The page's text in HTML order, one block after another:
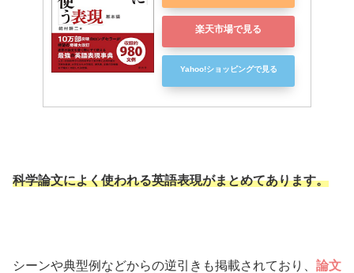
楽天市場で見る
Yahoo!ショッピングで見る
科学論文によく使われる英語表現がまとめてあります。
シーンや典型例などからの逆引きも掲載されており、 論文